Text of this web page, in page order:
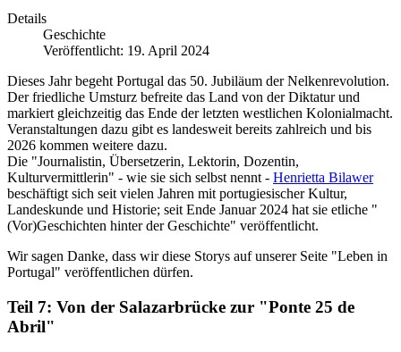
Details
Geschichte
Veröffentlicht: 19. April 2024
Dieses Jahr begeht Portugal das 50. Jubiläum der Nelkenrevolution.
Der friedliche Umsturz befreite das Land von der Diktatur und
markiert gleichzeitig das Ende der letzten westlichen Kolonialmacht.
Veranstaltungen dazu gibt es landesweit bereits zahlreich und bis
2026 kommen weitere dazu.
Die "Journalistin, Übersetzerin, Lektorin, Dozentin,
Kulturvermittlerin" - wie sie sich selbst nennt - Henrietta Bilawer
beschäftigt sich seit vielen Jahren mit portugiesischer Kultur,
Landeskunde und Historie; seit Ende Januar 2024 hat sie etliche "
(Vor)Geschichten hinter der Geschichte" veröffentlicht.
Wir sagen Danke, dass wir diese Storys auf unserer Seite "Leben in
Portugal" veröffentlichen dürfen.
Teil 7: Von der Salazarbrücke zur "Ponte 25 de
Abril"